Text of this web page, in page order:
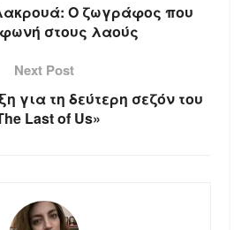
Ο ζωγράφος που
στους λαούς
Next Post
για τη δεύτερη σεζόν του
Last of Us»